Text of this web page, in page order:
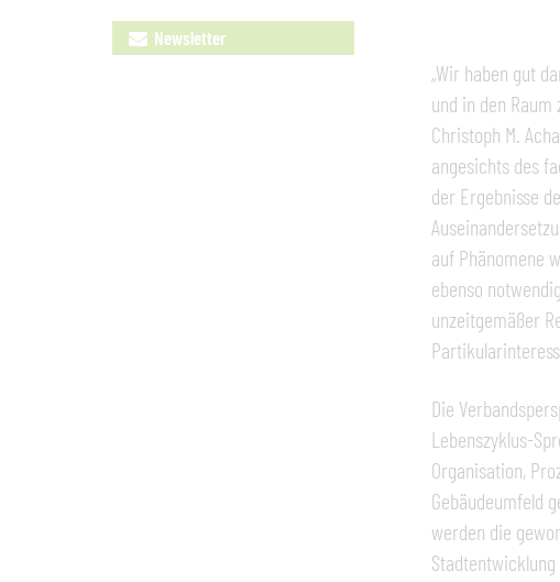
Newsletter
„Wir haben gut
und in den
Christoph M.
angesichts des
der Ergebnisse
auf Phänomene
ebenso
unzeitgemäßer
Die
Lebenszyklus-
Organisation,
Gebäudeumfeld
werden die